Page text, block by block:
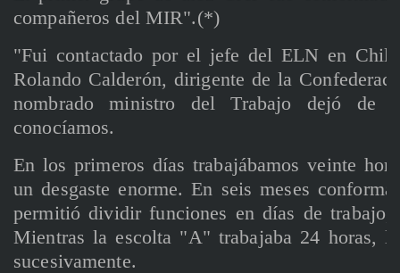
compañeros del MIR".(*)
"Fui contactado por el jefe del ELN en
Rolando Calderón, dirigente de la
nombrado ministro del Trabajo dejó de
conocíamos.
En los primeros días trabajábamos veinte
un desgaste enorme. En seis meses
permitió dividir funciones en días de trabajo,
Mientras la escolta "A" trabajaba 24 horas,
sucesivamente.